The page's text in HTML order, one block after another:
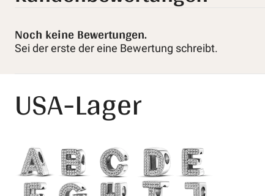
Noch keine Bewertungen.
Sei der erste der eine Bewertung schreibt.
USA-Lager